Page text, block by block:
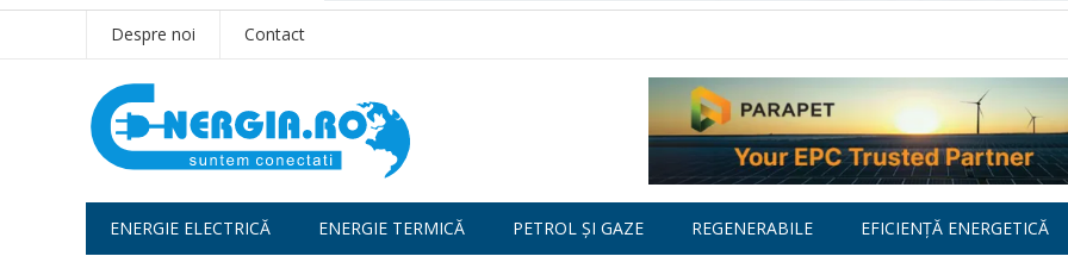
Despre noi Contact
ENERGIE ELECTRICĂ ENERGIE TERMICĂ PETROL ȘI GAZE REGENERABILE EFICIENȚĂ ENERGETICĂ